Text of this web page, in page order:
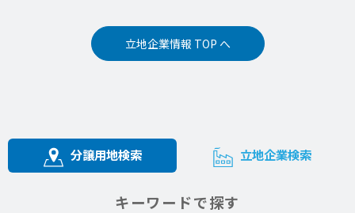
立地企業情報 TOP へ
分譲用地検索 立地企業検索
キーワードで探す